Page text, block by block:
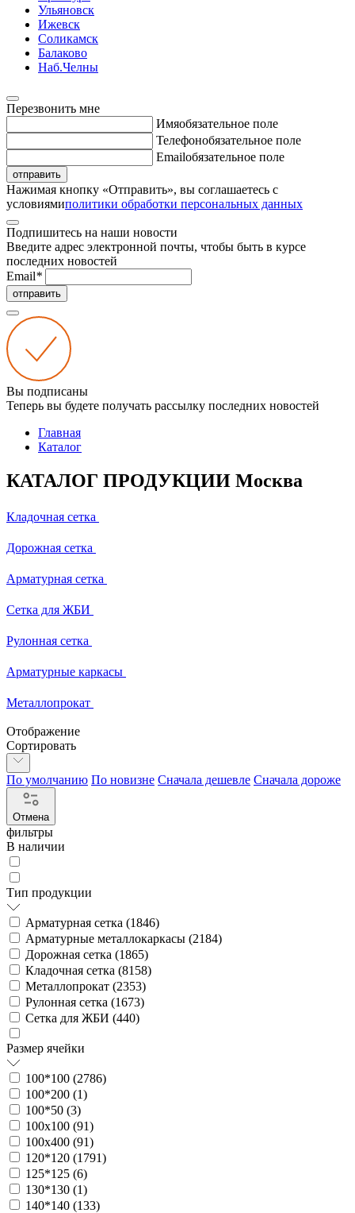
Ульяновск
Ижевск
Соликамск
Балаково
Наб.Челны
Перезвонить мне
Имяобязательное поле
Телефонобязательное поле
Emailобязательное поле
отправить
Нажимая кнопку «Отправить», вы соглашаетесь с
условиямиполитики обработки персональных данных
Подпишитесь на наши новости
Введите адрес электронной почты, чтобы быть в курсе
последних новостей
Email*
отправить
Вы подписаны
Теперь вы будете получать рассылку последних новостей
Главная
Каталог
КАТАЛОГ ПРОДУКЦИИ Москва
Кладочная сетка
Дорожная сетка
Арматурная сетка
Сетка для ЖБИ
Рулонная сетка
Арматурные каркасы
Металлопрокат
Отображение
Сортировать
По умолчанию По новизне Сначала дешевле Сначала дороже
Отмена
фильтры
В наличии
Тип продукции
Арматурная сетка (1846)
Арматурные металлокаркасы (2184)
Дорожная сетка (1865)
Кладочная сетка (8158)
Металлопрокат (2353)
Рулонная сетка (1673)
Сетка для ЖБИ (440)
Размер ячейки
100*100 (2786)
100*200 (1)
100*50 (3)
100х100 (91)
100х400 (91)
120*120 (1791)
125*125 (6)
130*130 (1)
140*140 (133)